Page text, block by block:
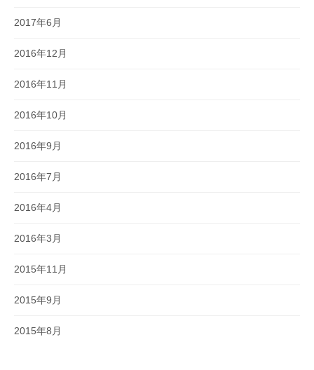
2017年6月
2016年12月
2016年11月
2016年10月
2016年9月
2016年7月
2016年4月
2016年3月
2015年11月
2015年9月
2015年8月